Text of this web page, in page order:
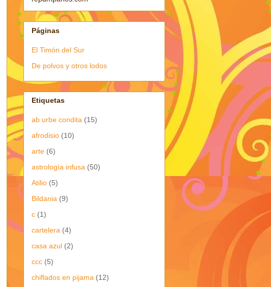
Páginas
El Timón del Sur
De polvos y otros lodos
Etiquetas
ab urbe condita (15)
afrodisio (10)
arte (6)
astrología infusa (50)
Atilio (5)
Bildania (9)
c (1)
cartelera (4)
casa azul (2)
ccc (5)
chiflados en pijama (12)